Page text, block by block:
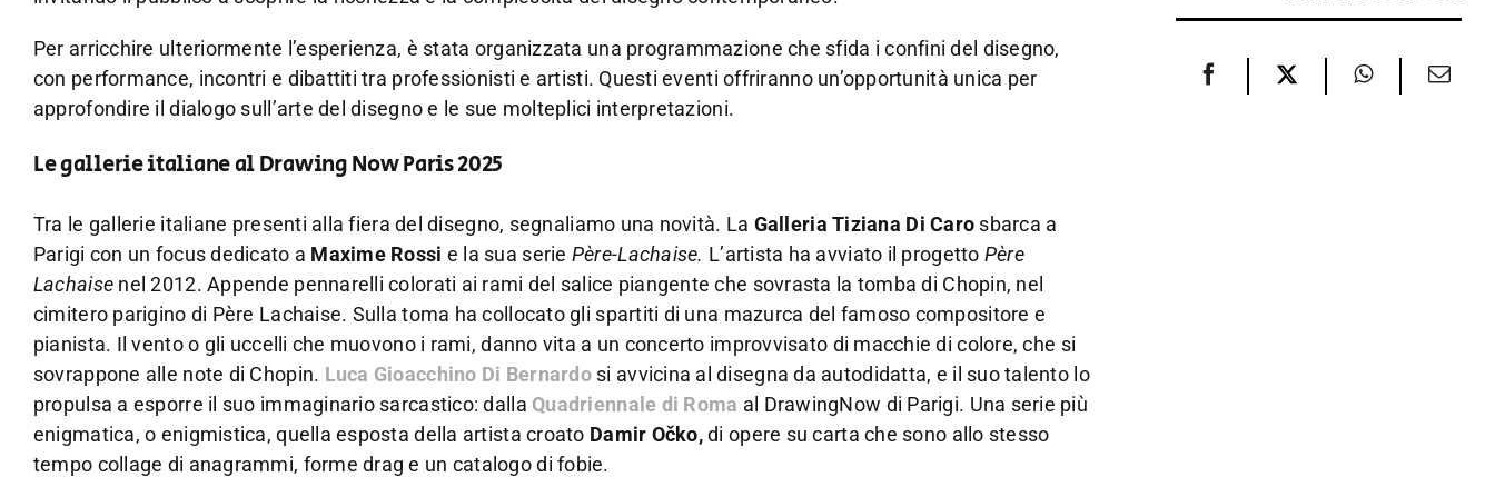
Per arricchire ulteriormente l’esperienza, è stata organizzata una programmazione che sfida i confini del disegno,
con performance, incontri e dibattiti tra professionisti e artisti. Questi eventi offriranno un’opportunità unica per
approfondire il dialogo sull’arte del disegno e le sue molteplici interpretazioni.
Le gallerie italiane al Drawing Now Paris 2025
Tra le gallerie italiane presenti alla fiera del disegno, segnaliamo una novità. La Galleria Tiziana Di Caro sbarca a
Parigi con un focus dedicato a Maxime Rossi e la sua serie Père-Lachaise. L’artista ha avviato il progetto Père
Lachaise nel 2012. Appende pennarelli colorati ai rami del salice piangente che sovrasta la tomba di Chopin, nel
cimitero parigino di Père Lachaise. Sulla toma ha collocato gli spartiti di una mazurca del famoso compositore e
pianista. Il vento o gli uccelli che muovono i rami, danno vita a un concerto improvvisato di macchie di colore, che si
sovrappone alle note di Chopin. Luca Gioacchino Di Bernardosi avvicina al disegna da autodidatta, e il suo talento lo
propulsa a esporre il suo immaginario sarcastico: dalla Quadriennale di Roma al DrawingNow di Parigi. Una serie più
enigmatica, o enigmistica, quella esposta della artista croato Damir Očko,di opere su carta che sono allo stesso
tempo collage di anagrammi, forme drag e un catalogo di fobie.